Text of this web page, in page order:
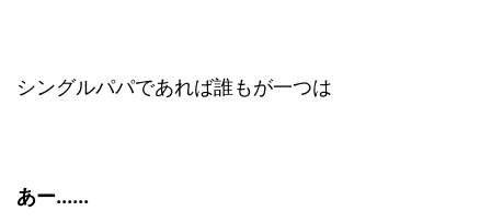
シングルパパであれば誰もが一つは
あー......